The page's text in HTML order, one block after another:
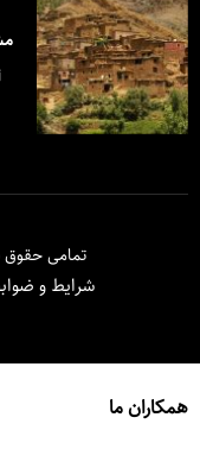
تمامی حقوق
شرایط و
همکاران ما